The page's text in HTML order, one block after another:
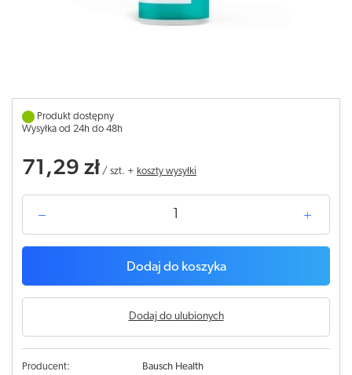
Produkt dostępny
Wysyłka od 24h do 48h
71,29 zł / szt. + koszty wysyłki
Dodaj do koszyka
Dodaj do ulubionych
Producent:
Bausch Health